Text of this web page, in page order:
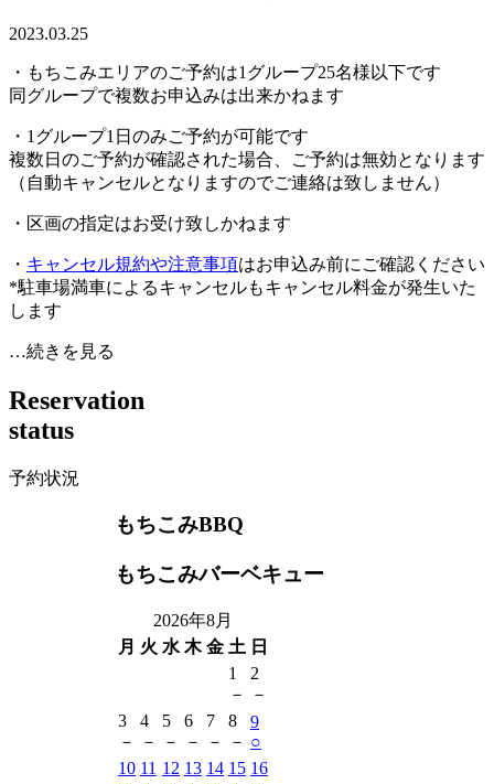
2023.03.25
・もちこみエリアのご予約は1グループ25名様以下です
同グループで複数お申込みは出来かねます
・1グループ1日のみご予約が可能です
複数日のご予約が確認された場合、ご予約は無効となります
（自動キャンセルとなりますのでご連絡は致しません）
・区画の指定はお受け致しかねます
・ キャンセル規約や注意事項はお申込み前にご確認ください
*駐車場満車によるキャンセルもキャンセル料金が発生いた
します
…続きを見る
Reservation
status
予約状況
もちこみBBQ
もちこみバーベキュー
2026年8月
月 火 水 木 金 土 日
1
－
2
－
3
－
4
－
5
－
6
－
7
－
8
－
9
○
10 11 12 13 14 15 16